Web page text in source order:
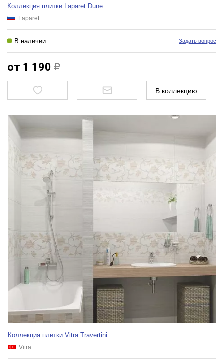
Коллекция плитки Laparet Dune
Laparet
В наличии Задать вопрос
от 1 190
В коллекцию
Коллекция плитки Vitra Travertini
Vitra